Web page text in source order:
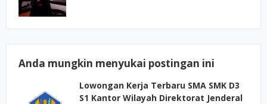
Anda mungkin menyukai postingan ini
Lowongan Kerja Terbaru SMA SMK D3
S1 Kantor Wilayah Direktorat Jenderal